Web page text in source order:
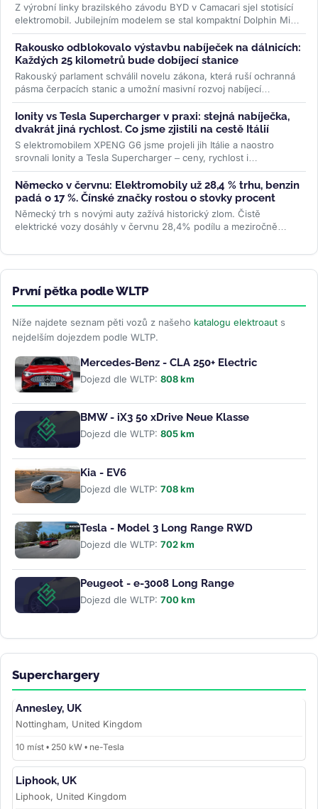
Z výrobní linky brazilského závodu BYD v Camacari sjel stotisící
elektromobil. Jubilejním modelem se stal kompaktní Dolphin Mini
a...>>
Rakousko odblokovalo výstavbu nabíječek na dálnicích:
Každých 25 kilometrů bude dobíjecí stanice
Rakouský parlament schválil novelu zákona, která ruší ochranná
pásma čerpacích stanic a umožní masivní rozvoj nabíjecí
infrastruktury....>>
Ionity vs Tesla Supercharger v praxi: stejná nabíječka,
dvakrát jiná rychlost. Co jsme zjistili na cestě Itálií
S elektromobilem XPENG G6 jsme projeli jih Itálie a naostro
srovnali Ionity a Tesla Supercharger – ceny, rychlost i
spolehlivost. Na stejné...>>
Německo v červnu: Elektromobily už 28,4 % trhu, benzin
padá o 17 %. Čínské značky rostou o stovky procent
Německý trh s novými auty zažívá historický zlom. Čistě
elektrické vozy dosáhly v červnu 28,4% podílu a meziročně
První pětka podle WLTP
Níže najdete seznam pěti vozů z našeho katalogu elektroaut s
nejdelším dojezdem podle WLTP.
Mercedes-Benz - CLA 250+ Electric
Dojezd dle WLTP: 808 km
BMW - iX3 50 xDrive Neue Klasse
Dojezd dle WLTP: 805 km
Kia - EV6
Dojezd dle WLTP: 708 km
Tesla - Model 3 Long Range RWD
Dojezd dle WLTP: 702 km
Peugeot - e-3008 Long Range
Dojezd dle WLTP: 700 km
Superchargery
Annesley, UK
Nottingham, United Kingdom
10 míst • 250 kW • ne-Tesla
Liphook, UK
Liphook, United Kingdom